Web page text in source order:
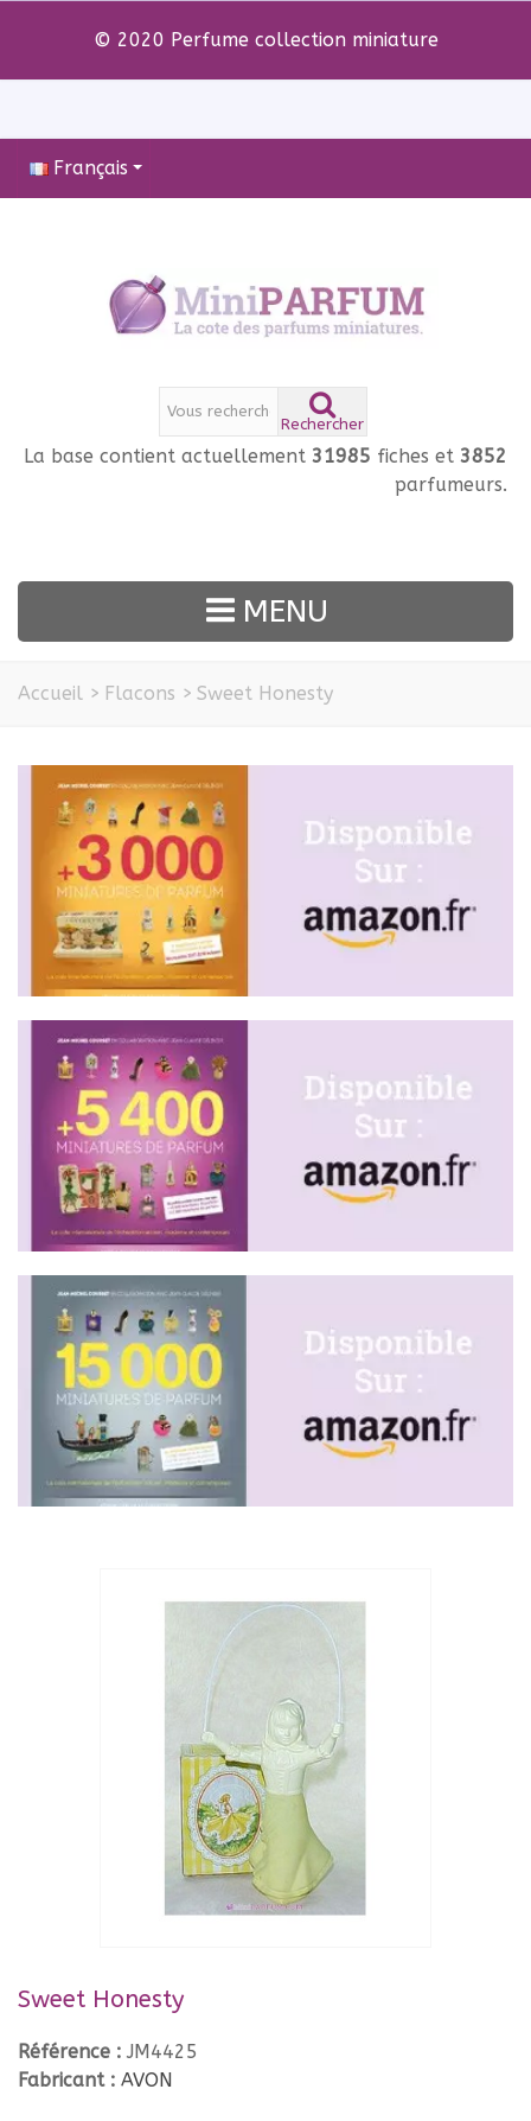
© 2020 Perfume collection miniature
Français
Rechercher
La base contient actuellement 31985 fiches et 3852
parfumeurs.
MENU
Accueil > Flacons > Sweet Honesty
Sweet Honesty
Référence : JM4425
Fabricant : AVON